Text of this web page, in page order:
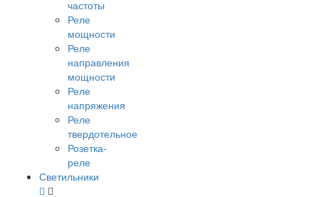
частоты
Реле
мощности
Реле
направления
мощности
Реле
напряжения
Реле
твердотельное
Розетка-
реле
Светильники